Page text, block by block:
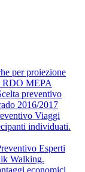
per proiezione
RDO MEPA
preventivo
2016/2017
Viaggi
individuati.
Esperti
Walking.